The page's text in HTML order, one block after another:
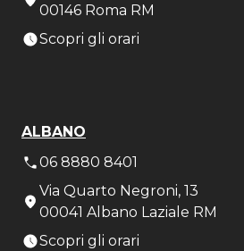
00146 Roma RM
Scopri gli orari
ALBANO
06 8880 8401
Via Quarto Negroni, 13
00041 Albano Laziale RM
Scopri gli orari